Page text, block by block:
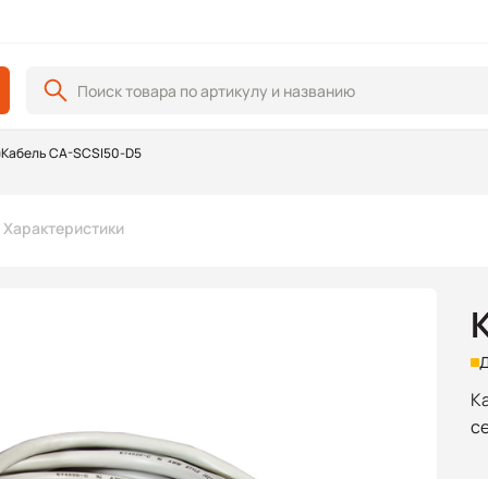
Кабель CA-SCSI50-D5
Характеристики